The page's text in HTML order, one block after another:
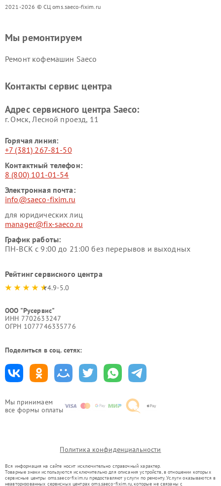
2021-2026 © СЦ oms.saeco-fixim.ru
Мы принимаем
все формы оплаты
Мы ремонтируем
Ремонт кофемашин Saeco
Контакты сервис центра
Адрес сервисного центра Saeco:
г. Омск, ​Лесной проезд, 11
Горячая линия:
+7 (381) 267-81-50
Контактный телефон:
8 (800) 101-01-54
Электронная почта:
info@saeco-fixim.ru
для юридических лиц
manager@fix-saeco.ru
График работы:
ПН-ВСК с 9:00 до 21:00 без перерывов и выходных
Рейтинг сервисного центра
4.9-5.0
ООО "Русервис"
ИНН 7702633247
ОГРН 1077746335776
Поделиться в соц. сетях:
Политика конфиденциальности
Вся информация на сайте носит исключительно справочный характер.
Товарные знаки используются исключительно для описания устройств, в отношении которых
сервисные центры oms.saeco-fixim.ru предоставляют услуги по ремонту. Услуги оказываются в
неавторизованных сервисных центрах oms.saeco-fixim.ru, которые не связаны с